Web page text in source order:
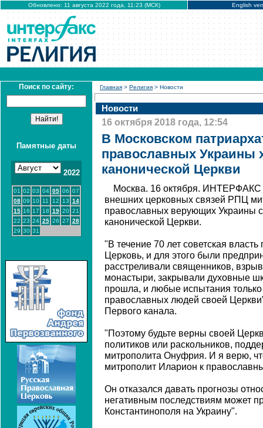
Обновлено: 11 августа 2022 года, 11:23 (МСК) English
Поиск по сайту:
Памятные даты
2022
01 02 03 04 05 06 07
08 09 10 11 12 13 14
15 16 17 18 19 20 21
22 23 24 25 26 27 28
29 30 31
Главная > Религия > Новости
Новости
16 октября 2018 года, 12:54
В Московском
православных Украины
канонической Церкви
Москва. 16 октября. ИНТЕРФАКС
внешних церковных связей РПЦ
православных верующих Украины
канонической Церкви.
"В течение 70 лет советская
Церковь, и для этого были
расстреливали священников,
монастыри, закрывали духовные
прошла, и любые испытания только
православных людей своей
Первого канала.
"Поэтому будьте верны своей
политиков или раскольников,
митрополита Онуфрия. И я верю,
митрополит Иларион к
Он отказался давать прогнозы
негативным последствиям может
Константинополя на Украину".